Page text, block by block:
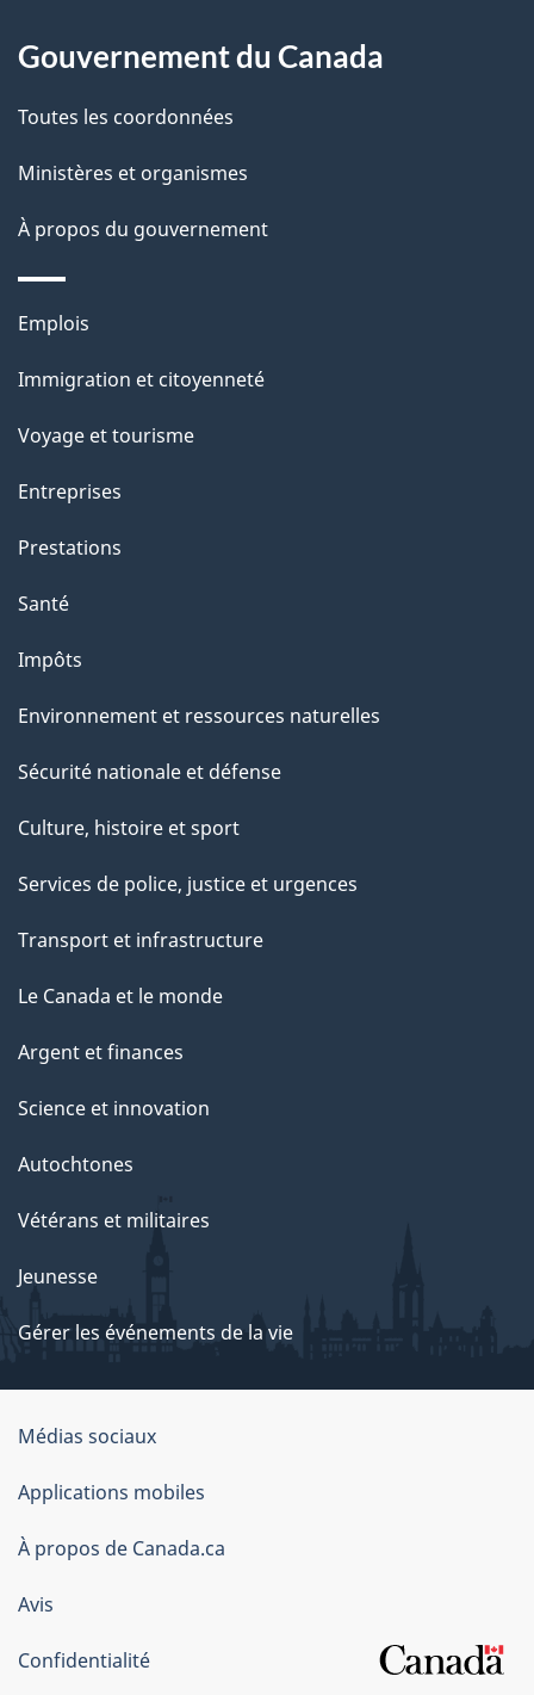
p
a
g
e
Gouvernement du Canada
Toutes les coordonnées
Ministères et organismes
À propos du gouvernement
Thèmes
sujets
Emplois
Immigration et citoyenneté
Voyage et tourisme
Entreprises
Prestations
Santé
Impôts
Environnement et ressources naturelles
Sécurité nationale et défense
Culture, histoire et sport
Services de police, justice et urgences
Transport et infrastructure
Le Canada et le monde
Argent et finances
Science et innovation
Autochtones
Vétérans et militaires
Jeunesse
Gérer les événements de la vie
Organisation
du
gouvernement
du
Canada
Médias sociaux
Applications mobiles
À propos de Canada.ca
Avis
Confidentialité